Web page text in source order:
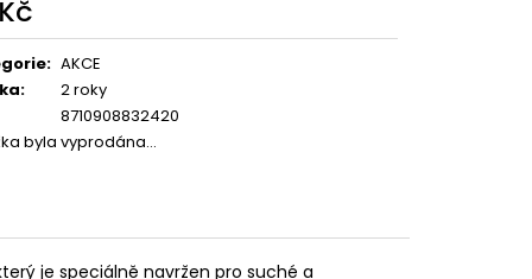
: AKCE
:
2 roky
8710908832420
byla vyprodána…
je speciálně navržen pro suché a